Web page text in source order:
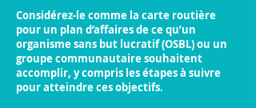
Considérez-le comme la carte routière
pour un plan d’affairesde ce qu’un
organisme sans but lucratif (OSBL) ou un
groupe communautaire souhaitent
accomplir, y compris les étapes à suivre
pour atteindre ces objectifs.